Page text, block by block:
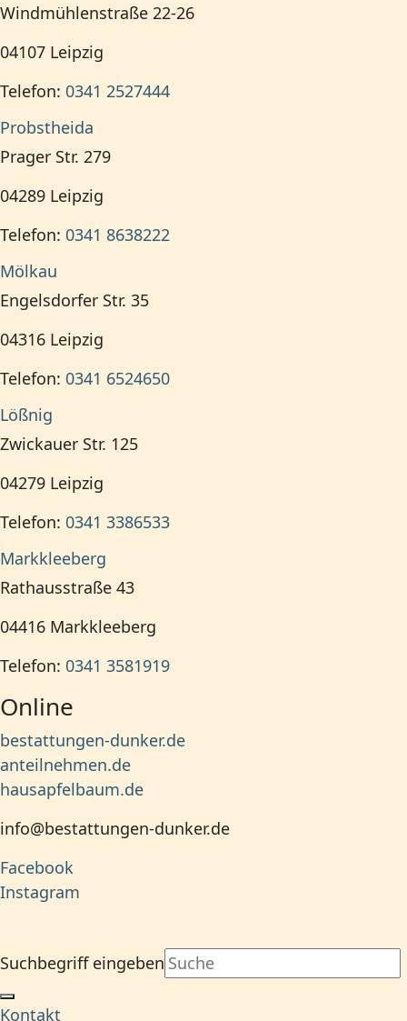
Windmühlenstraße 22-26
04107 Leipzig
Telefon: 0341 2527444
Probstheida
Prager Str. 279
04289 Leipzig
Telefon: 0341 8638222
Mölkau
Engelsdorfer Str. 35
04316 Leipzig
Telefon: 0341 6524650
Lößnig
Zwickauer Str. 125
04279 Leipzig
Telefon: 0341 3386533
Markkleeberg
Rathausstraße 43
04416 Markkleeberg
Telefon: 0341 3581919
Online
bestattungen-dunker.de
anteilnehmen.de
hausapfelbaum.de
info@bestattungen-dunker.de
Facebook
Instagram
Suchbegriff eingeben
Kontakt